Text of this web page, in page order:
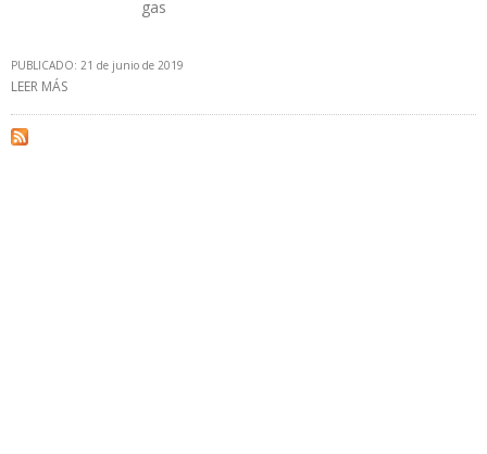
gas
PUBLICADO: 21 de junio de 2019
LEER MÁS